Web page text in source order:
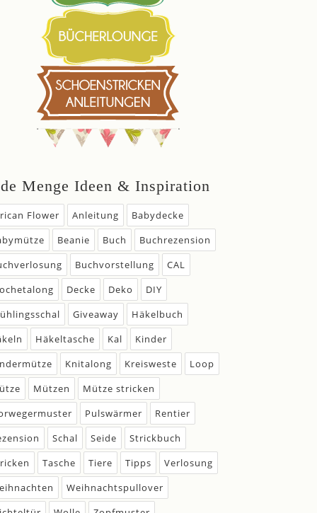
Menge Ideen & Inspiration
Flower Anleitung
Babydecke
Beanie Buch
Buchrezension
Buchvorstellung
CAL
Decke Deko
DIY
Giveaway
Häkelbuch
Häkeltasche Kal
Kinder
Knitalong Kreisweste
Loop
Mützen
Mütze stricken
Pulswärmer
Rentier
Schal Seide
Strickbuch
Tasche Tiere Tipps
Verlosung
Weihnachtspullover